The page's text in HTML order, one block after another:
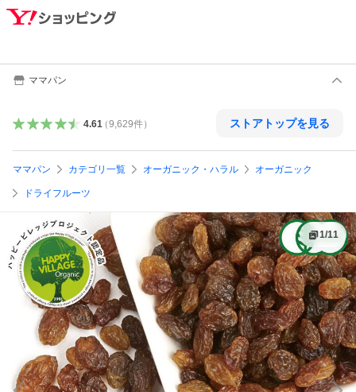
ママパン
4.61（9,629件） ストアトップを見る
ママパン カテゴリ一覧 オーガニック・ハラル オーガニック
ドライフルーツ
1/11